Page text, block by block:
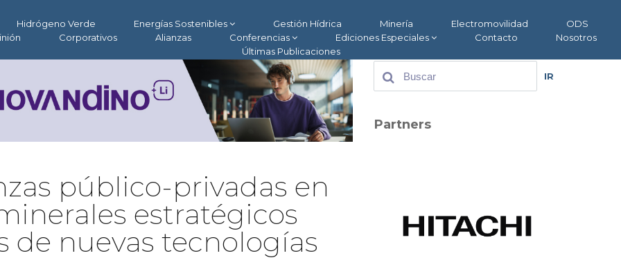
Hidrógeno Verde Energías Sostenibles Gestión Hídrica Minería Electromovilidad
ODS
Corporativos Alianzas Conferencias Ediciones Especiales Contacto
Nosotros
Últimas Publicaciones
público-privadas en
estratégicos
de nuevas tecnologías
IR
Partners